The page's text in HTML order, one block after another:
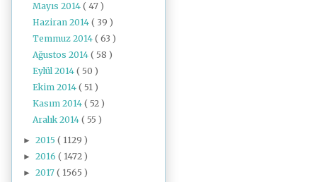
Mayıs 2014( 47 )
Haziran 2014( 39 )
Temmuz 2014( 63 )
Ağustos 2014( 58 )
Eylül 2014( 50 )
Ekim 2014( 51 )
Kasım 2014( 52 )
Aralık 2014( 55 )
► 2015 ( 1129 )
► 2016 ( 1472 )
► 2017 ( 1565 )